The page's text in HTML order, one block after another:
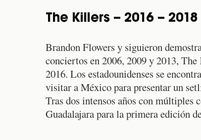
The Killers – 2016 – 2018
Brandon Flowers y siguieron
conciertos en 2006, 2009 y 2013,
2016. Los estadounidenses se
visitar a México para presentar un
Tras dos intensos años con
Guadalajara para la primera edición